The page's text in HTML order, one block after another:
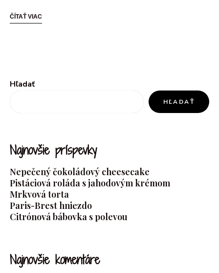
ČÍTAŤ VIAC
Hľadať
HĽADAŤ
Najnovšie príspevky
Nepečený čokoládový cheesecake
Pistáciová roláda s jahodovým krémom
Mrkvová torta
Paris-Brest hniezdo
Citrónová bábovka s polevou
Najnovšie komentáre